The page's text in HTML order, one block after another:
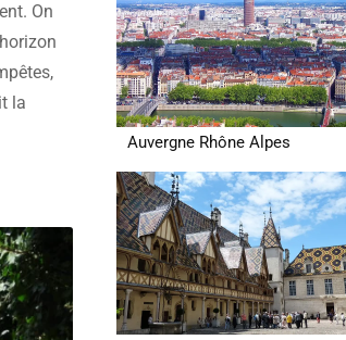
On
la
—
Auvergne Rhône Alpes